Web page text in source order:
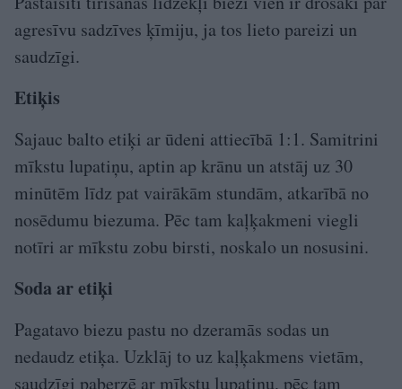
agresīvu sadzīves ķīmiju, ja tos lieto pareizi un
saudzīgi.
Etiķis
Sajauc balto etiķi ar ūdeni attiecībā 1:1. Samitrini
mīkstu lupatiņu, aptin ap krānu un atstāj uz 30
minūtēm līdz pat vairākām stundām, atkarībā no
nosēdumu biezuma. Pēc tam kaļķakmeni viegli
notīri ar mīkstu zobu birsti, noskalo un nosusini.
Soda ar etiķi
Pagatavo biezu pastu no dzeramās sodas un
nedaudz etiķa. Uzklāj to uz kaļķakmens vietām,
saudzīgi paberzē ar mīkstu lupatiņu, pēc tam